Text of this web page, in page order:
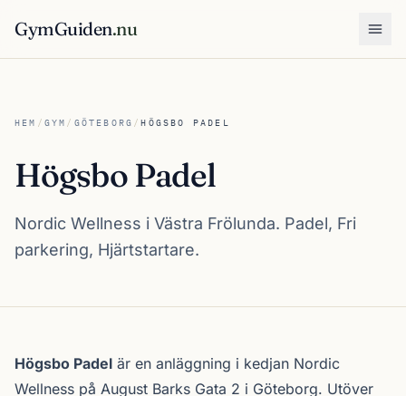
GymGuiden.nu
HEM / GYM / GÖTEBORG /HÖGSBO PADEL
Högsbo Padel
Nordic Wellness i Västra Frölunda. Padel, Fri
parkering, Hjärtstartare.
Om Högsbo Padel
Högsbo Padel är en anläggning i kedjan Nordic
Wellness på August Barks Gata 2 i Göteborg. Utöver